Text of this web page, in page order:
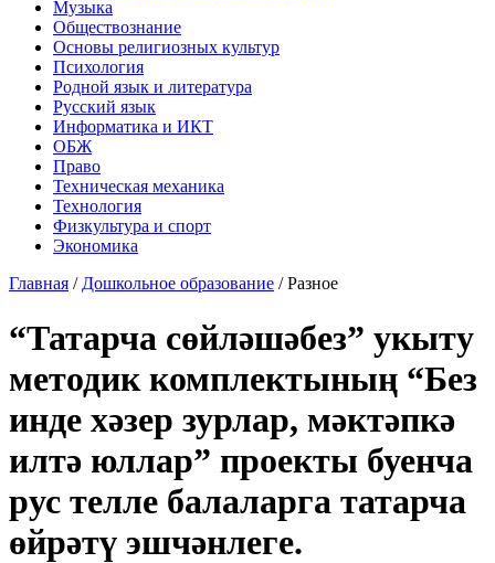
Музыка
Обществознание
Основы религиозных культур
Психология
Родной язык и литература
Русский язык
Информатика и ИКТ
ОБЖ
Право
Техническая механика
Технология
Физкультура и спорт
Экономика
Главная / Дошкольное образование /Разное
“Татарча сөйләшәбез” укыту
методик комплектының “Без
инде хәзер зурлар, мәктәпкә
илтә юллар” проекты буенча
рус телле балаларга татарча
өйрәтү эшчәнлеге.